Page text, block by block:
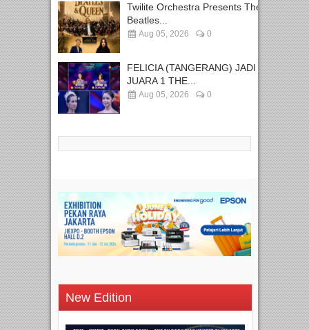
Twilite Orchestra Presents The
Beatles...
Aug 05, 2026 0
FELICIA (TANGERANG) JADI
JUARA 1 THE...
Aug 05, 2026 0
New Edition